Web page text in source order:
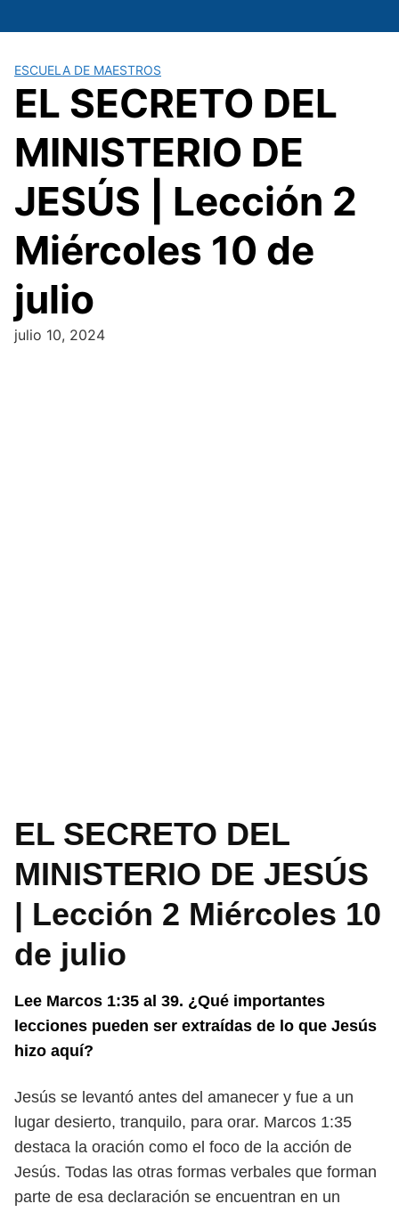
al
ESCUELA DE MAESTROS
EL SECRETO DEL
MINISTERIO DE
JESÚS | Lección 2
Miércoles 10 de
julio
julio 10, 2024
EL SECRETO DEL
MINISTERIO DE JESÚS
| Lección 2 Miércoles 10
de julio
Lee Marcos 1:35 al 39. ¿Qué importantes
lecciones pueden ser extraídas de lo que Jesús
hizo aquí?
Jesús se levantó antes del amanecer y fue a un
lugar desierto, tranquilo, para orar. Marcos 1:35
destaca la oración como el foco de la acción de
Jesús. Todas las otras formas verbales que forman
parte de esa declaración se encuentran en un